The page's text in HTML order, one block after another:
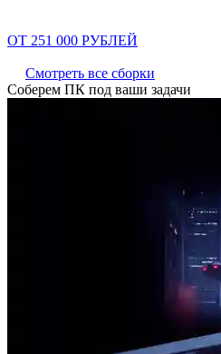
ОТ 251 000 РУБЛЕЙ
Смотреть все сборки
Соберем ПК под ваши задачи